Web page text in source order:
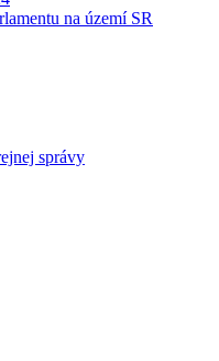
na území SR
správy